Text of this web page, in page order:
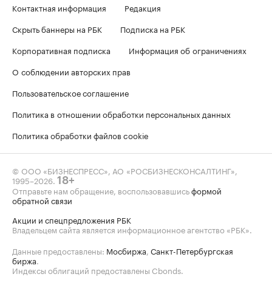
Контактная информация
Редакция
Скрыть баннеры на РБК
Подписка на РБК
Корпоративная подписка
Информация об ограничениях
О соблюдении авторских прав
Пользовательское соглашение
Политика в отношении обработки персональных данных
Политика обработки файлов cookie
© ООО «БИЗНЕСПРЕСС», АО «РОСБИЗНЕСКОНСАЛТИНГ»,
1995–2026 18+
Отправьте нам обращение, воспользовавшисьформой
обратной связи
Акции и спецпредложения РБК
Владельцем сайта является информационное агентство «РБК».
Данные предоставлены: Мосбиржа Санкт-Петербургская
биржа
Индексы облигаций предоставлены Cbonds.